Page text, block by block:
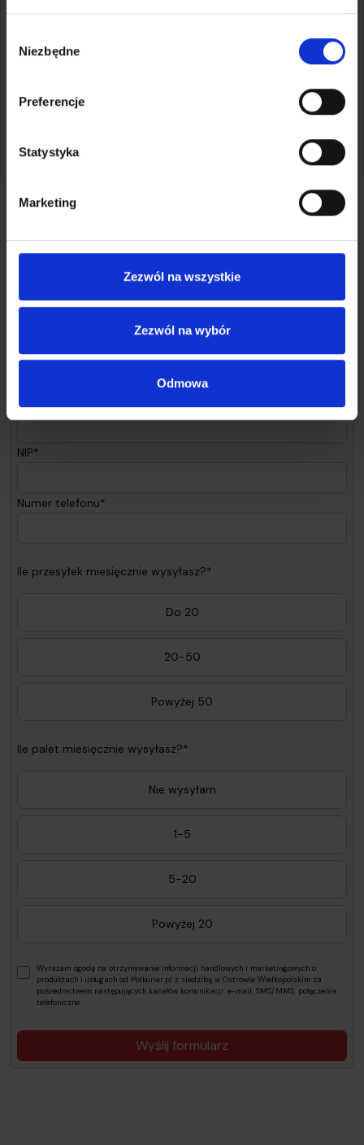
zgody
Niezbędne
Preferencje
Statystyka
Marketing
Zezwól na wszystkie
Zezwól na wybór
Odmowa
Sprawdź cennik przesyłek
6996 wyświetleń
Dopasuj ceny do swojego
biznesu
Chcesz mieć lepiej dopasowaną ofertę i niższe ceny
przesyłek?
Wypełnij formularz, a my oddzwonimy do Ciebie.
Klient biznesowy Klient Indywidualny
Nazwa firmy*
NIP*
Numer telefonu*
Ile przesyłek miesięcznie wysyłasz?*
Do 20
20-50
Powyżej 50
Ile palet miesięcznie wysyłasz?*
Nie wysyłam
1-5
5-20
Powyżej 20
Wyrażam zgodę na otrzymywanie informacji handlowych i marketingowych o
produktach i usługach od Polkurier.pl z siedzibą w Ostrowie Wielkopolskim za
pośrednictwem następujących kanałów komunikacji: e-mail, SMS/MMS, połączenia
telefoniczne.
Wyślij formularz